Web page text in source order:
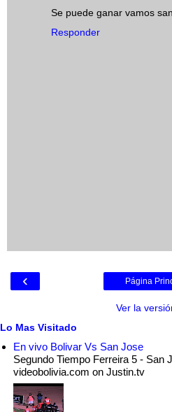
Se puede ganar vamos
Responder
‹ Página
Ver la
Lo Mas Visitado
En vivo Bolivar Vs San Jose
Segundo Tiempo Ferreira 5 - San
videobolivia.com on Justin.tv